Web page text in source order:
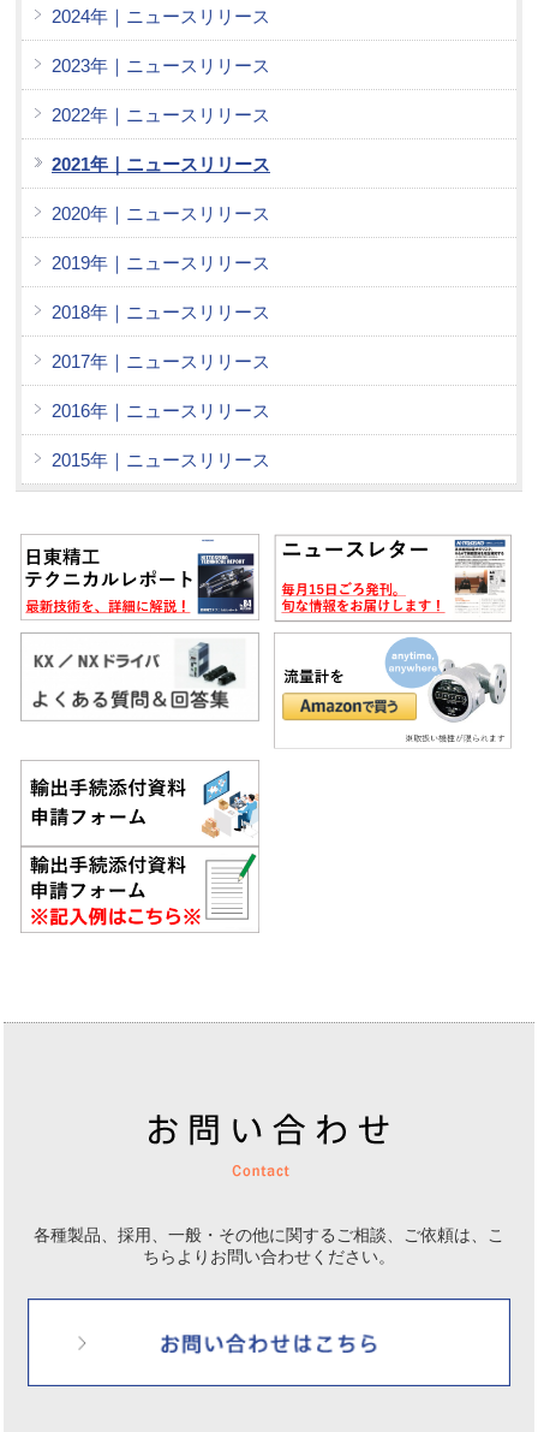
2024年｜ニュースリリース
2023年｜ニュースリリース
2022年｜ニュースリリース
2021年｜ニュースリリース
2020年｜ニュースリリース
2019年｜ニュースリリース
2018年｜ニュースリリース
2017年｜ニュースリリース
2016年｜ニュースリリース
2015年｜ニュースリリース
各種製品、採用、一般・その他に関するご相談、ご依頼は、 こ
ちらよりお問い合わせください。